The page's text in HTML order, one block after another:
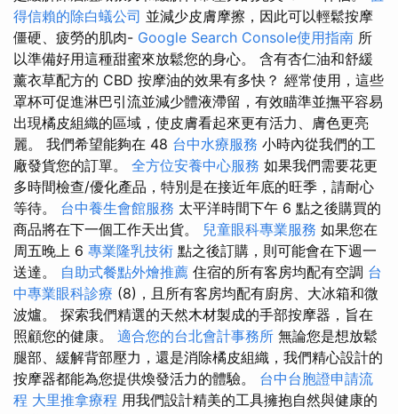
得信賴的除白蟻公司 並減少皮膚摩擦，因此可以輕鬆按摩
僵硬、疲勞的肌肉- Google Search Console使用指南 所
以準備好用這種甜蜜來放鬆您的身心。 含有杏仁油和舒緩
薰衣草配方的 CBD 按摩油的效果有多快？ 經常使用，這些
罩杯可促進淋巴引流並減少體液滯留，有效瞄準並撫平容易
出現橘皮組織的區域，使皮膚看起來更有活力、膚色更亮
麗。 我們希望能夠在 48 台中水療服務 小時內從我們的工
廠發貨您的訂單。 全方位安養中心服務 如果我們需要花更
多時間檢查/優化產品，特別是在接近年底的旺季，請耐心
等待。 台中養生會館服務 太平洋時間下午 6 點之後購買的
商品將在下一個工作天出貨。 兒童眼科專業服務 如果您在
周五晚上 6 專業隆乳技術 點之後訂購，則可能會在下週一
送達。 自助式餐點外燴推薦 住宿的所有客房均配有空調 台
中專業眼科診療 (8)，且所有客房均配有廚房、大冰箱和微
波爐。 探索我們精選的天然木材製成的手部按摩器，旨在
照顧您的健康。 適合您的台北會計事務所 無論您是想放鬆
腿部、緩解背部壓力，還是消除橘皮組織，我們精心設計的
按摩器都能為您提供煥發活力的體驗。 台中台胞證申請流
程 大里推拿療程 用我們設計精美的工具擁抱自然與健康的